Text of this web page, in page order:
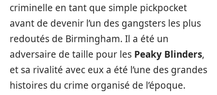
criminelle en tant que simple pickpocket
avant de devenir l’un des gangsters les plus
redoutés de Birmingham. Il a été un
adversaire de taille pour les Peaky Blinders,
et sa rivalité avec eux a été l’une des grandes
histoires du crime organisé de l’époque.